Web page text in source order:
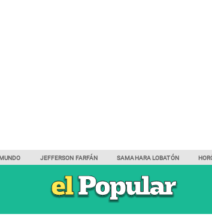
MUNDO JEFFERSON FARFÁN SAMAHARA LOBATÓN